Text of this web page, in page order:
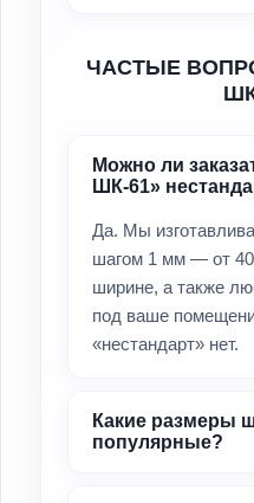
ЧАСТЫЕ
Можно ли
ШК-61»
Да. Мы
шагом 1 мм — от
ширине, а также
под ваше
«нестандарт» нет.
Какие размеры
популярные?